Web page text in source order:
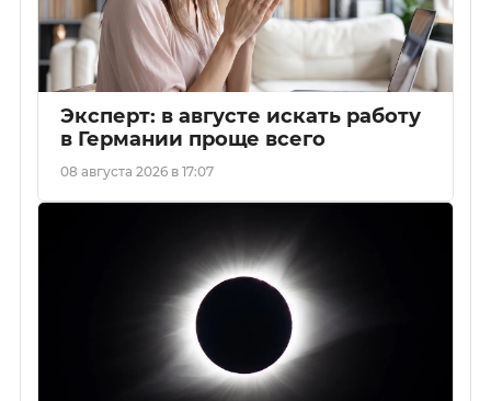
Эксперт: в августе искать работу
в Германии проще всего
08 августа 2026 в 17:07